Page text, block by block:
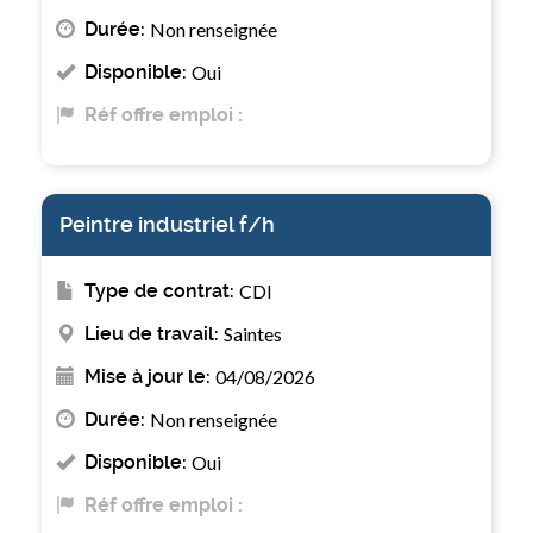
Durée: Non renseignée
Disponible: Oui
Réf offre emploi :
Peintre industriel f/h
Type de contrat: CDI
Lieu de travail: Saintes
Mise à jour le: 04/08/2026
Durée: Non renseignée
Disponible: Oui
Réf offre emploi :